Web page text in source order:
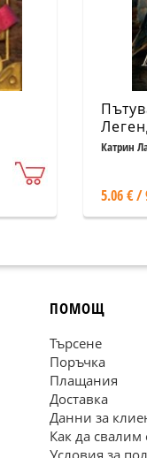
Катрин
5.06 € /
ПОМОЩ
Търсене
Поръчка
Плащания
Доставка
Данни за
Как да свалим
Условия за